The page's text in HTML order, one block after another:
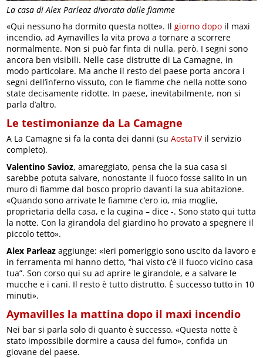
La casa di Alex Parleaz divorata dalle fiamme
«Qui nessuno ha dormito questa notte». Ilgiorno dopo il maxi
incendio, ad Aymavilles la vita prova a tornare a scorrere
normalmente. Non si può far finta di nulla, però. I segni sono
ancora ben visibili. Nelle case distrutte di La Camagne, in
modo particolare. Ma anche il resto del paese porta ancora i
segni dell’inferno vissuto, con le fiamme che nella notte sono
state decisamente ridotte. In paese, inevitabilmente, non si
parla d’altro.
Le testimonianze da La Camagne
A La Camagne si fa la conta dei danni (suAostaTVil servizio
completo).
Valentino Savioz, amareggiato, pensa che la sua casa si
sarebbe potuta salvare, nonostante il fuoco fosse salito in un
muro di fiamme dal bosco proprio davanti la sua abitazione.
«Quando sono arrivate le fiamme c’ero io, mia moglie,
proprietaria della casa, e la cugina – dice -. Sono stato qui tutta
la notte. Con la girandola del giardino ho provato a spegnere il
piccolo tetto».
Alex Parleaz aggiunge: «Ieri pomeriggio sono uscito da lavoro e
in ferramenta mi hanno detto, “hai visto c’è il fuoco vicino casa
tua”. Son corso qui su ad aprire le girandole, e a salvare le
mucche e i cani. Il resto è tutto distrutto. È successo tutto in 10
minuti».
Aymavilles la mattina dopo il maxi incendio
Nei bar si parla solo di quanto è successo. «Questa notte è
stato impossibile dormire a causa del fumo», confida un
giovane del paese.